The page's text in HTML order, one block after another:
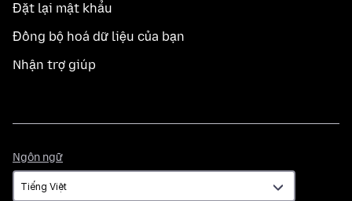
Đặt lại mật khẩu
Đồng bộ hoá dữ liệu của bạn
Nhận trợ giúp
Ngôn ngữ
ngữ